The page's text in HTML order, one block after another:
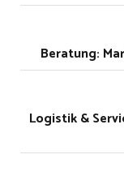
Beratung:
Logistik &